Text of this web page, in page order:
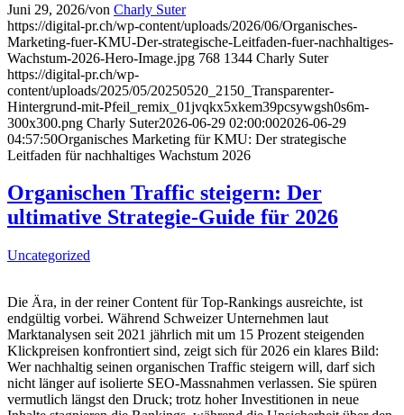
Juni 29, 2026/von Charly Suter
https://digital-pr.ch/wp-content/uploads/2026/06/Organisches-
Marketing-fuer-KMU-Der-strategische-Leitfaden-fuer-nachhaltiges-
Wachstum-2026-Hero-Image.jpg 768 1344 Charly Suter
https://digital-pr.ch/wp-
content/uploads/2025/05/20250520_2150_Transparenter-
Hintergrund-mit-Pfeil_remix_01jvqkx5xkem39pcsywgsh0s6m-
300x300.png Charly Suter2026-06-29 02:00:002026-06-29
04:57:50Organisches Marketing für KMU: Der strategische
Leitfaden für nachhaltiges Wachstum 2026
Organischen Traffic steigern: Der
ultimative Strategie-Guide für 2026
Uncategorized
Die Ära, in der reiner Content für Top-Rankings ausreichte, ist
endgültig vorbei. Während Schweizer Unternehmen laut
Marktanalysen seit 2021 jährlich mit um 15 Prozent steigenden
Klickpreisen konfrontiert sind, zeigt sich für 2026 ein klares Bild:
Wer nachhaltig seinen organischen Traffic steigern will, darf sich
nicht länger auf isolierte SEO-Massnahmen verlassen. Sie spüren
vermutlich längst den Druck; trotz hoher Investitionen in neue